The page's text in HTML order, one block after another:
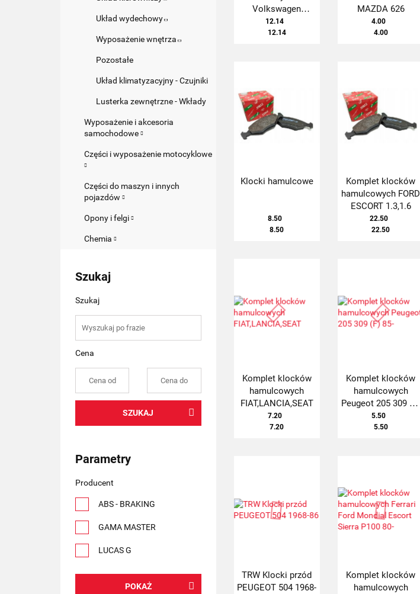
Układ wydechowy
Wyposażenie wnętrza
Pozostałe
Układ klimatyzacyjny - Czujniki
Lusterka zewnętrzne - Wkłady
Wyposażenie i akcesoria
samochodowe
Części i wyposażenie motocyklowe
Części do maszyn i innych
pojazdów
Opony i felgi
Chemia
Szukaj
Szukaj
Cena
SZUKAJ
Parametry
Producent
ABS - BRAKING
GAMA MASTER
LUCAS G
POKAŻ
Volkswagen
Cordoba Ibiza Golf
III (F) 97-
12.14
12.14
MAZDA 626
4.00
4.00
Klocki hamulcowe
8.50
8.50
Komplet klocków
hamulcowych FORD
ESCORT 1.3,1.6
22.50
22.50
Komplet klocków
hamulcowych
FIAT,LANCIA,SEAT
7.20
7.20
Komplet klocków
hamulcowych
Peugeot 205 309 (F)
85-
5.50
5.50
TRW Klocki przód
PEUGEOT 504 1968-
Komplet klocków
hamulcowych